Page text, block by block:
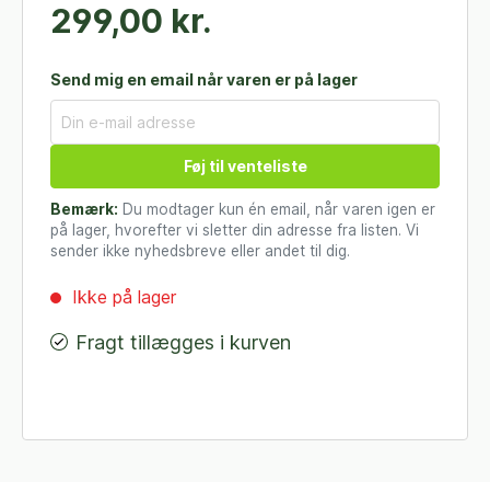
299,00 kr.
Send mig en email når varen er på lager
Føj til venteliste
Bemærk: Du modtager kun én email, når varen igen er
på lager, hvorefter vi sletter din adresse fra listen. Vi
sender ikke nyhedsbreve eller andet til dig.
Ikke på lager
Fragt tillægges i kurven